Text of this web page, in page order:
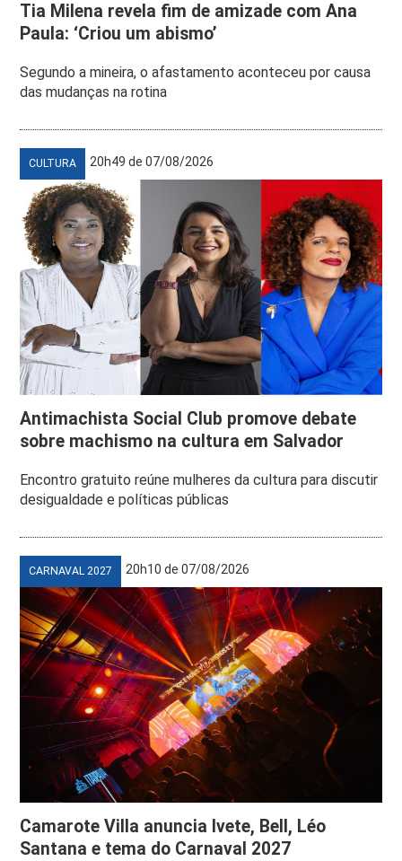
Tia Milena revela fim de amizade com Ana
Paula: ‘Criou um abismo’
Segundo a mineira, o afastamento aconteceu por causa
das mudanças na rotina
CULTURA 20h49 de 07/08/2026
Antimachista Social Club promove debate
sobre machismo na cultura em Salvador
Encontro gratuito reúne mulheres da cultura para discutir
desigualdade e políticas públicas
CARNAVAL 2027 20h10 de 07/08/2026
Camarote Villa anuncia Ivete, Bell, Léo
Santana e tema do Carnaval 2027